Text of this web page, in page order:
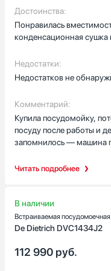
D
Класс мойки
A+
A++
Автоматическое открывание
Есть
Открывание двери нажатием
Белый
Под фасад
Читать подробнее
Достоинства:
Понравилась
конденсационная
Недостатки:
Недостатков не
Комментарий:
Купила посудомойку,
посуду после работы и
запомнилось — машина
помогает: можно
частям, и я спокойно
Люблю функции,
нуждаюсь лишь в паре
отсрочки пригодился
В наличии
Встраиваемая
De Dietrich DVC1434J2
112 990 руб.